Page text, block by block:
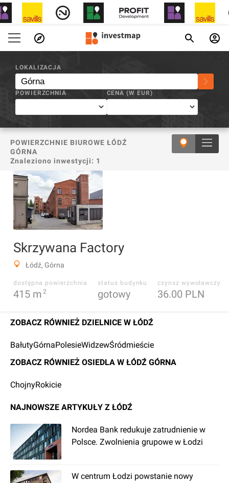
INVESTMAP.PL
LOKALIZACJA
POWIERZCHNIA CENA (W EUR)
POWIERZCHNIE BIUROWE ŁÓDŹ
GÓRNA
Znaleziono inwestycji: 1
Skrzywana Factory
Łódź, Górna
dostępna powierzchnia
415 m 2
status budynku
gotowy
czynsz wywoławczy
36.00 PLN
ZOBACZ RÓWNIEŻ DZIELNICE W ŁÓDŹ
BałutyGórnaPolesieWidzewŚródmieście
ZOBACZ RÓWNIEŻ OSIEDLA W ŁÓDŹ GÓRNA
ChojnyRokicie
NAJNOWSZE ARTYKUŁY Z ŁÓDŹ
Nordea Bank redukuje zatrudnienie w
Polsce. Zwolnienia grupowe w Łodzi
W centrum Łodzi powstanie nowy